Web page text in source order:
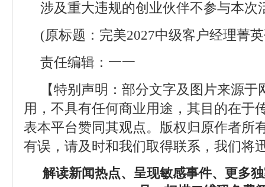
涉及重大违规的创业伙伴不参与本次
(原标题：完美2027中级客户经理菁
责任编辑：一一
【特别声明：部分文字及图片来源
用，不具有任何商业用途，其目的在于
表本平台赞同其观点。版权归原作者所
有误，请及时和我们取得联系，我们将
解读新闻热点、呈现敏感事件、更多